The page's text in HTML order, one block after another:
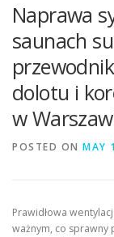
MONTAŻ
KONTAKT
Naprawa
saunach
dolotu i
w
POSTED ON MAY
Prawidłowa
ważnym, co sprawny